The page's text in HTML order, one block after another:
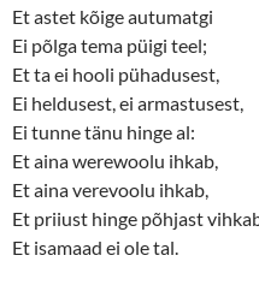
Et astet kõige autumatgi
Ei põlga tema püigi teel;
Et ta ei hooli pühadusest,
Ei heldusest, ei armastusest,
Ei tunne tänu hinge al:
Et aina werewoolu ihkab,
Et aina verevoolu ihkab,
Et priiust hinge põhjast
Et isamaad ei ole tal.